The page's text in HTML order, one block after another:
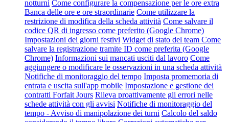
notturni Come configurare la compensazione per le ore extra
Banca delle ore e ore straordinarie Come utilizzare la
restrizione di modifica della scheda attività Come salvare il
codice QR di ingresso come preferito (Google Chrome)
Impostazioni dei giorni festivi Widget di stato del team Come
salvare la registrazione tramite ID come preferita (Google
Chrome) Informazioni sui mancati usciti dal lavoro Come
aggiungere o modificare le osservazioni in una scheda attività
Notifiche di monitoraggio del tempo Imposta promemoria di
entrata e uscita sull'app mobile Impostazione e gestione dei
contratti Forfait Jours Rileva proattivamente gli errori nelle
schede attività con gli avvisi Notifiche di monitoraggio del
tempo - Avviso di manipolazione dei turni Calcolo del saldo